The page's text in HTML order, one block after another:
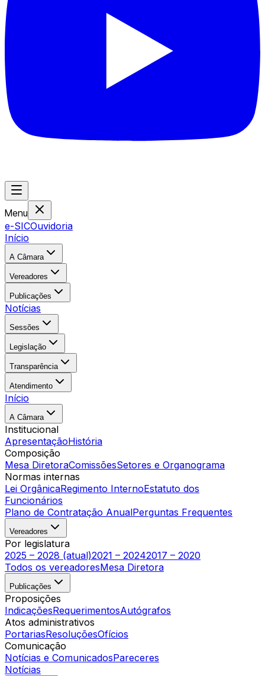
Menu
e-SICOuvidoria
Início
A Câmara
Vereadores
Publicações
Notícias
Sessões
Legislação
Transparência
Atendimento
Início
A Câmara
Institucional
ApresentaçãoHistória
Composição
Mesa DiretoraComissõesSetores e Organograma
Normas internas
Lei OrgânicaRegimento InternoEstatuto dos
Funcionários
Plano de Contratação AnualPerguntas Frequentes
Vereadores
Por legislatura
2025 – 2028 (atual)2021 – 20242017 – 2020
Todos os vereadoresMesa Diretora
Publicações
Proposições
IndicaçõesRequerimentosAutógrafos
Atos administrativos
PortariasResoluçõesOfícios
Comunicação
Notícias e ComunicadosPareceres
Notícias